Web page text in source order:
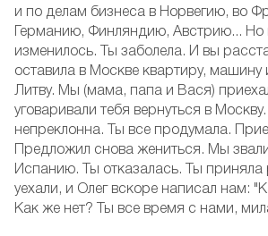
и по делам бизнеса в Норвегию, во
Германию, Финляндию, Австрию... Но
изменилось. Ты заболела. И вы
оставила в Москве квартиру, машину
Литву. Мы (мама, папа и Вася)
уговаривали тебя вернуться в
непреклонна. Ты все продумала.
Предложил снова жениться. Мы
Испанию. Ты отказалась. Ты
уехали, и Олег вскоре написал нам:
Как же нет? Ты все время с нами,